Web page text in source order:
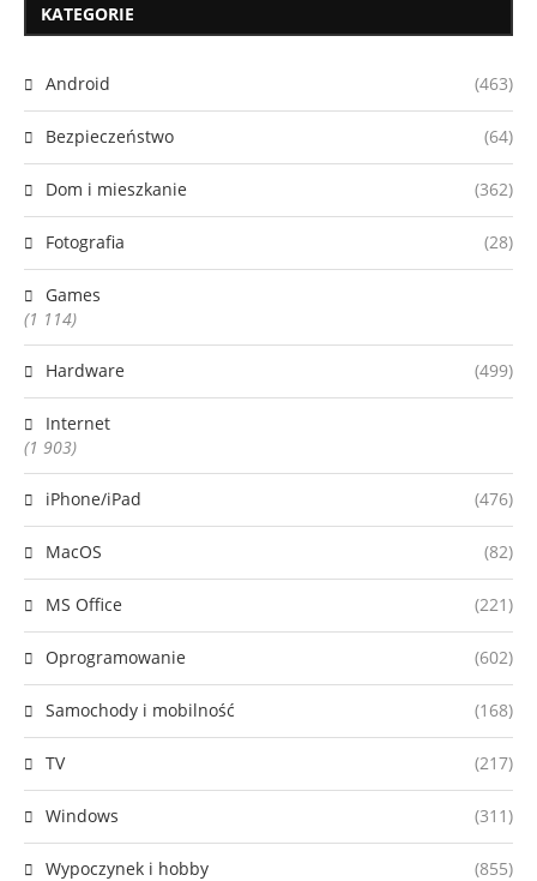
KATEGORIE
Android (463)
Bezpieczeństwo (64)
Dom i mieszkanie (362)
Fotografia (28)
Games
(1 114)
Hardware (499)
Internet
(1 903)
iPhone/iPad (476)
MacOS (82)
MS Office (221)
Oprogramowanie (602)
Samochody i mobilność (168)
TV (217)
Windows (311)
Wypoczynek i hobby (855)